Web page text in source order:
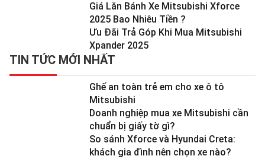
Giá Lăn Bánh Xe Mitsubishi Xforce
2025 Bao Nhiêu Tiền ?
Ưu Đãi Trả Góp Khi Mua Mitsubishi
Xpander 2025
TIN TỨC MỚI NHẤT
Ghế an toàn trẻ em cho xe ô tô
Mitsubishi
Doanh nghiệp mua xe Mitsubishi cần
chuẩn bị giấy tờ gì?
So sánh Xforce và Hyundai Creta:
khách gia đình nên chọn xe nào?